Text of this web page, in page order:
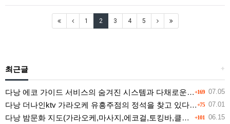
1 2 3 4 5
+
최근글
+169 07.05
다낭 에코 가이드 서비스의 숨겨진 시스템과 다채로운 인력 풀의 진실
+75 07.01
다낭 더나인ktv 가라오케 유흥주점의 정석을 찾고 있다면 여기
+101 06.15
다낭 밤문화 지도(가라오케,마사지,에코걸,토킹바,클럽) 유흥별 가격 및 후기공유